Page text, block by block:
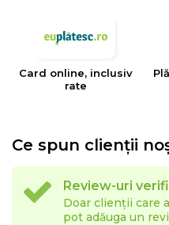
Card online, inclusiv
rate
Ce spun clienții
Review-uri
Doar clienții care
pot adăuga un